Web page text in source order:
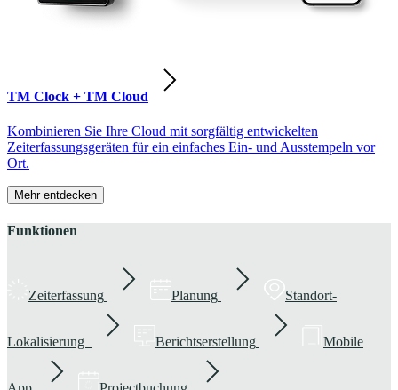
TM Clock + TM Cloud
Kombinieren Sie Ihre Cloud mit sorgfältig entwickelten
Zeiterfassungsgeräten für ein einfaches Ein- und Ausstempeln vor
Ort.
Mehr entdecken
Funktionen
Zeiterfassung Planung Standort-
Lokalisierung Berichtserstellung Mobile